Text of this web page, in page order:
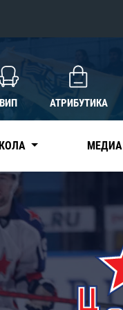
ВИП АТРИБУТИКА
МЕДИА